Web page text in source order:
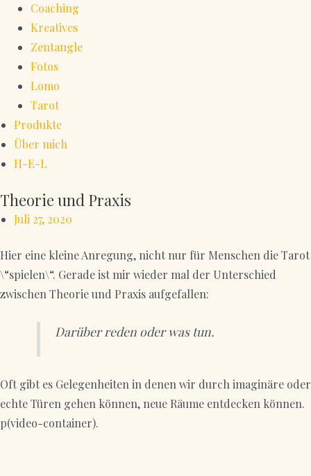
Coaching
Kreatives
Zentangle
Fotos
Lomo
Tarot
Produkte
Über mich
H-E-L
Theorie und Praxis
Juli 27, 2020
Hier eine kleine Anregung, nicht nur für Menschen die Tarot
\“spielen\“. Gerade ist mir wieder mal der Unterschied
zwischen Theorie und Praxis aufgefallen:
Darüber reden oder was tun.
Oft gibt es Gelegenheiten in denen wir durch imaginäre oder
echte Türen gehen können, neue Räume entdecken können.
p(video-container).